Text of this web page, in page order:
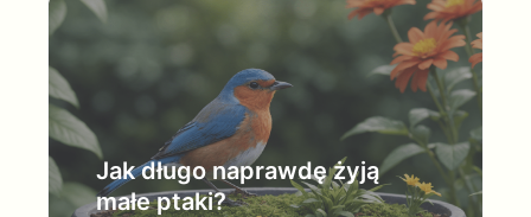
Jak długo naprawdę żyją
małe ptaki?